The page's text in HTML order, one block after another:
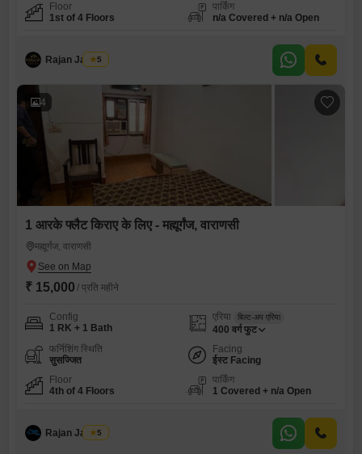
Floor
1st of 4 Floors
पार्किंग
n/a Covered + n/a Open
Rajan Jaiswal
5
4
1 आरके फ्लैट किराए के लिए - मह्मूर्गंज, वाराणसी
मह्मूर्गंज, वाराणसी
₹ 15,000 / प्रति महीने
Config
1 RK + 1 Bath
एरिया बिल्ट-अप एरिया
400 वर्ग फुट
फर्निशिंग स्थिति
सुसज्जित
Facing
ईस्ट Facing
Floor
4th of 4 Floors
पार्किंग
1 Covered + n/a Open
Rajan Jaiswal
5